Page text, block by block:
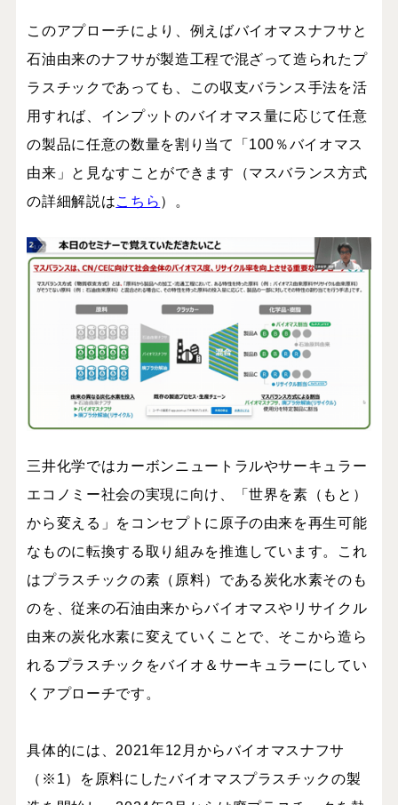
このアプローチにより、例えばバイオマスナフサと
石油由来のナフサが製造工程で混ざって造られたプ
ラスチックであっても、この収支バランス手法を活
用すれば、インプットのバイオマス量に応じて任意
の製品に任意の数量を割り当て「100％バイオマス
由来」と見なすことができます（マスバランス方式
の詳細解説はこちら ）。
三井化学ではカーボンニュートラルやサーキュラー
エコノミー社会の実現に向け、「世界を素（もと）
から変える」をコンセプトに原子の由来を再生可能
なものに転換する取り組みを推進しています。これ
はプラスチックの素（原料）である炭化水素そのも
のを、従来の石油由来からバイオマスやリサイクル
由来の炭化水素に変えていくことで、そこから造ら
れるプラスチックをバイオ＆サーキュラーにしてい
くアプローチです。
具体的には、2021年12月からバイオマスナフサ
（※1）を原料にしたバイオマスプラスチックの製